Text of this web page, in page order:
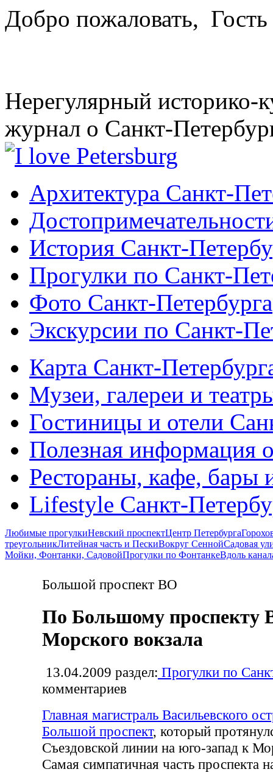
Добро пожаловать, Гость
Нерегулярный историко-
журнал о Санкт-
Архитектура Санкт-
История Санкт-
Прогулки по Санкт-
Фото Санкт-Петербурга
Экскурсии по Санкт-
Карта Санкт-
Музеи, галереи и
Гостиницы и отели
Полезная информация
Рестораны, кафе, бары
Lifestyle Санкт-
Любимые прогулкиНевский проспектЦентр Петербурга
треугольникЛитейная часть и ПескиВокруг СеннойСадовая
Мойки, Фонтанки, СадовойПрогулки по ФонтанкеВдоль
Большой проспект ВО
По Большому проспекту
Морского вокзала
13.04.2009 раздел: Прогулки по
комментариев
Главная магистраль Васильевского
Большой проспект, который
Съездовской линии на юго-запад к
Самая симпатичная часть проспекта